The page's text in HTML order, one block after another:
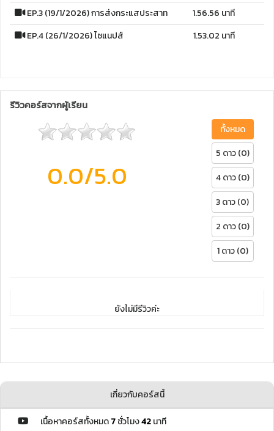
EP.3 (19/1/2026) การส่งกระแสประสาท
1.56.56 นาที
EP.4 (26/1/2026) ไซแนปส์
1.53.02 นาที
รีวิวคอร์สจากผู้เรียน
0.0/5.0
ทั้งหมด
5 ดาว (0)
4 ดาว (0)
3 ดาว (0)
2 ดาว (0)
1 ดาว (0)
ยังไม่มีรีวิวค่ะ
เกี่ยวกับคอร์สนี้
เนื้อหาคอร์สทั้งหมด7ชั่วโมง42นาที